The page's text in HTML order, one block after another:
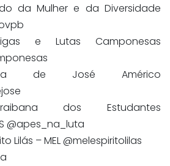
da Mulher e da Diversidade
e Lutas Camponesas
de José Américo
dos Estudantes
@apes_na_luta
Lilás – MEL @melespiritolilas